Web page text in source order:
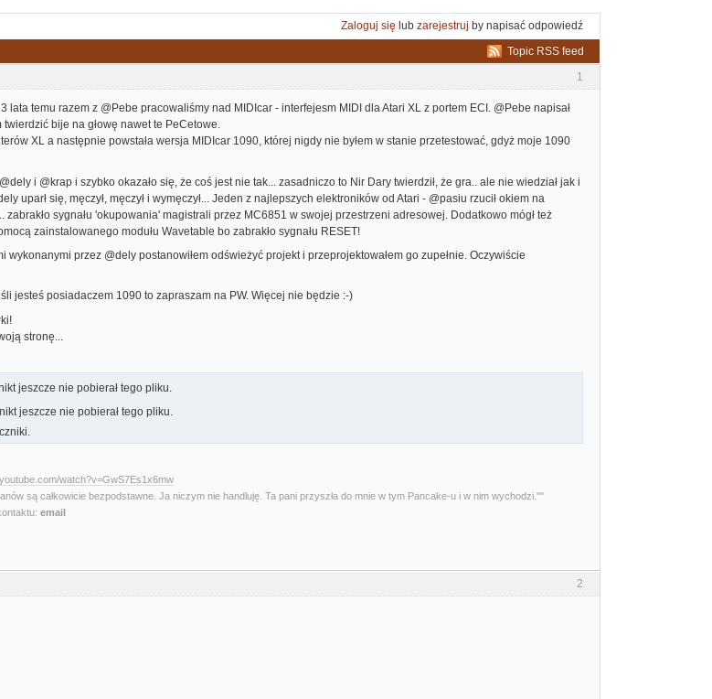
Zaloguj się lub zarejestruj by napisać odpowiedź
Topic RSS feed
1
lata temu razem z @Pebe pracowaliśmy nad MIDIcar - interfejesm MIDI dla Atari XL z portem ECI. @Pebe napisał
bije na głowę nawet te PeCetowe.
XL a następnie powstała wersja MIDIcar 1090, której nigdy nie byłem w stanie przetestować, gdyż moje 1090
i @krap i szybko okazało się, że coś jest nie tak... zasadniczo to Nir Dary twierdził, że gra.. ale nie wiedział jak i
uparł się, męczył, męczył i wymęczył... Jeden z najlepszych elektroników od Atari - @pasiu rzucił okiem na
zabrakło sygnału 'okupowania' magistrali przez MC6851 w swojej przestrzeni adresowej. Dodatkowo mógł też
zainstalowanego modułu Wavetable bo zabrakło sygnału RESET!
wykonanymi przez @dely postanowiłem odświeżyć projekt i przeprojektowałem go zupełnie. Oczywiście
jesteś posiadaczem 1090 to zapraszam na PW. Więcej nie będzie :-)
stronę...
jeszcze nie pobierał tego pliku.
jeszcze nie pobierał tego pliku.
watch?v=GwS7Es1x6mw
są całkowicie bezpodstawne. Ja niczym nie handluję. Ta pani przyszła do mnie w tym Pancake-u i w nim wychodzi.""
email
2